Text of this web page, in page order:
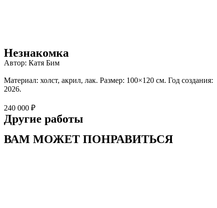
Незнакомка
Автор: Катя Бим
Материал: холст, акрил, лак. Размер: 100×120 см. Год создания:
2026.
240 000 ₽
Другие работы
ВАМ МОЖЕТ ПОНРАВИТЬСЯ